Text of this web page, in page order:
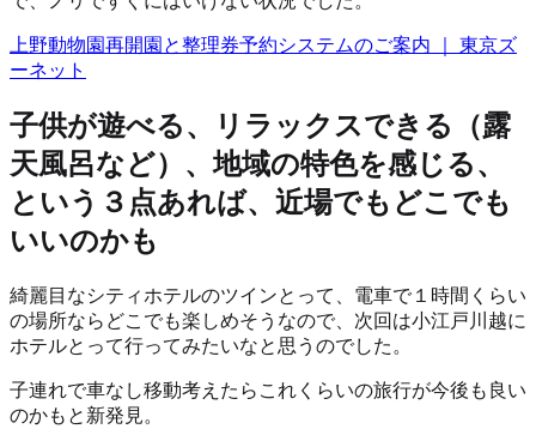
上野動物園再開園と整理券予約システムのご案内 ｜ 東京ズ
ーネット
子供が遊べる、リラックスできる（露
天風呂など）、地域の特色を感じる、
という３点あれば、近場でもどこでも
いいのかも
綺麗目なシティホテルのツインとって、電車で１時間くらい
の場所ならどこでも楽しめそうなので、次回は小江戸川越に
ホテルとって行ってみたいなと思うのでした。
子連れで車なし移動考えたらこれくらいの旅行が今後も良い
のかもと新発見。